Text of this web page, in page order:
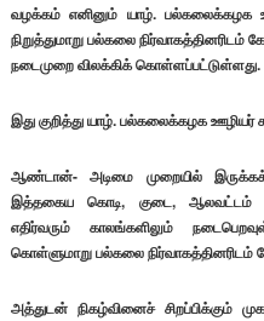
வழக்கம் எனினும் யாழ். பல்கலைக்கழக
நிறுத்துமாறு பல்கலை
நடைமுறை விலக்கிக் கொள்ளப்பட்டுள்ளது.
இது குறித்து யாழ். பல்கலைக்கழக ஊழியர்
ஆண்டான்- அடிமை முறையில்
இத்தகைய கொடி, குடை, ஆலவட்டம்
எதிர்வரும் காலங்களிலும்
கொள்ளுமாறு பல்கலை நிர்வாகத்தினரிடம்
அத்துடன் நிகழ்வினைச் சிறப்பிக்கும்